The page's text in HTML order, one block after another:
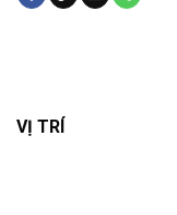
VỊ TRÍ